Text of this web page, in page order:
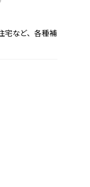
宅など、各種補